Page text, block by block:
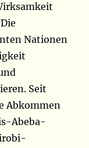
Nationen
Seit
Abkommen
Abeba-